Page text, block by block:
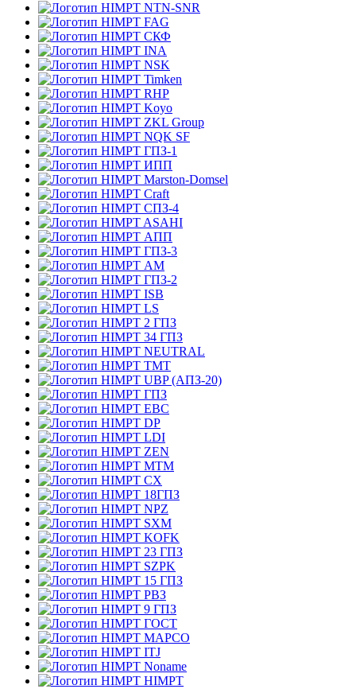
NTN-SNR
FAG
СКФ
INA
NSK
Timken
RHP
Koyo
ZKL Group
NQK SF
ГПЗ-1
ИПП
Marston-Domsel
Craft
СПЗ-4
ASAHI
АПП
ГПЗ-3
АМ
ГПЗ-2
ISB
LS
2 ГПЗ
34 ГПЗ
NEUTRAL
TMT
UBP (АПЗ-20)
ГПЗ
EBC
DP
LDI
ZEN
MTM
CX
18ГПЗ
NPZ
SXM
KOFK
23 ГПЗ
SZPK
15 ГПЗ
РВЗ
9 ГПЗ
ГОСТ
MAPCO
ITJ
Noname
HIMPT